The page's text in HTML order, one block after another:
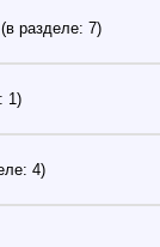
(в разделе: 7)
1)
4)